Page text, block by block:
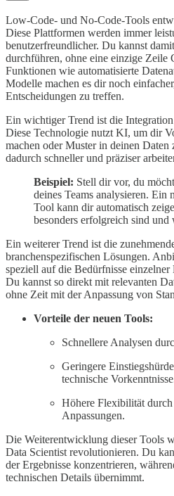
Low-Code- und No-Code-Tools
Diese Plattformen werden immer
benutzerfreundlicher. Du kannst
durchführen, ohne eine einzige Zeile
Funktionen wie automatisierte
Modelle machen es dir noch
Entscheidungen zu treffen.
Ein wichtiger Trend ist die
Diese Technologie nutzt KI, um dir
machen oder Muster in deinen Daten
dadurch schneller und präziser
Beispiel: Stell dir vor, du
deines Teams analysieren. Ein
Tool kann dir automatisch
besonders erfolgreich sind und
Ein weiterer Trend ist die
branchenspezifischen Lösungen.
speziell auf die Bedürfnisse
Du kannst so direkt mit relevanten
ohne Zeit mit der Anpassung von
Vorteile der neuen Tools:
Schnellere Analysen
Geringere
technische
Höhere Flexibilität
Anpassungen.
Die Weiterentwicklung dieser Tools
Data Scientist revolutionieren. Du
der Ergebnisse konzentrieren,
technischen Details übernimmt.